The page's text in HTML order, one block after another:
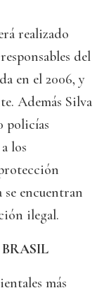
realizado
del
en el 2006, y
Además Silva
policías
los
se encuentran
ilegal.
más